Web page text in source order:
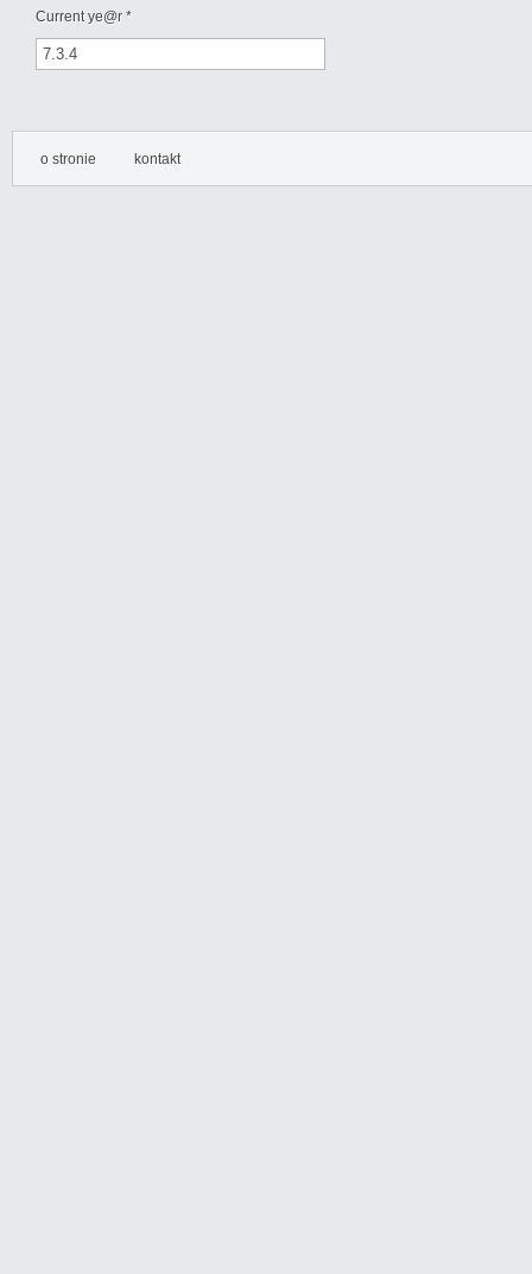
Current ye@r *
o stronie kontakt